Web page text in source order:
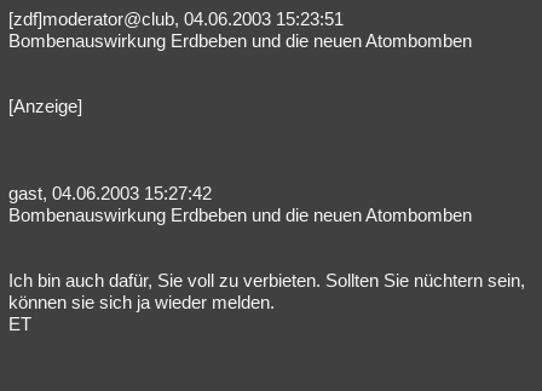
[zdf]moderator@club, 04.06.2003 15:23:51
Bombenauswirkung Erdbeben und die neuen Atombomben
[Anzeige]
gast, 04.06.2003 15:27:42
Bombenauswirkung Erdbeben und die neuen Atombomben
Ich bin auch dafür, Sie voll zu verbieten. Sollten Sie nüchtern sein,
können sie sich ja wieder melden.
ET